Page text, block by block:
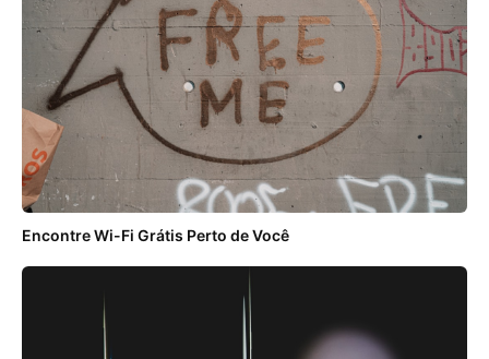
Encontre Wi-Fi Grátis Perto de Você